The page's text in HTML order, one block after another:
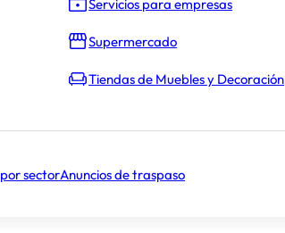
Servicios para empresas
Supermercado
Tiendas de Muebles y Decoración
sectorAnuncios de traspaso
el canon de entrada (15.000 €)